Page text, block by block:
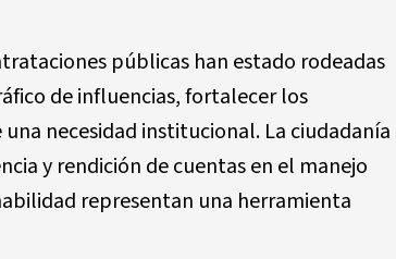
públicas han estado rodeadas
de influencias, fortalecer los
necesidad institucional. La ciudadanía
y rendición de cuentas en el manejo
representan una herramienta